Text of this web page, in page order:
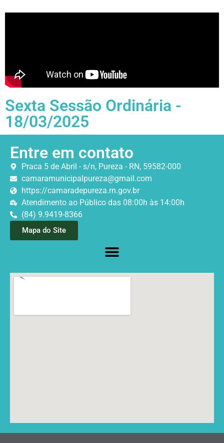
Sexta Sessão Ordinária -
18/03/2025
Entre em contato
Praca 5 de Abril - s/n, Pureza - RN, 59582-000
camaramunicipalpureza@gmail.com
https://camaradepureza.rn.gov.br
Atendimento ao Público das 08:00h às 14:00h
(84) 9.9419-8366
Mapa do Site